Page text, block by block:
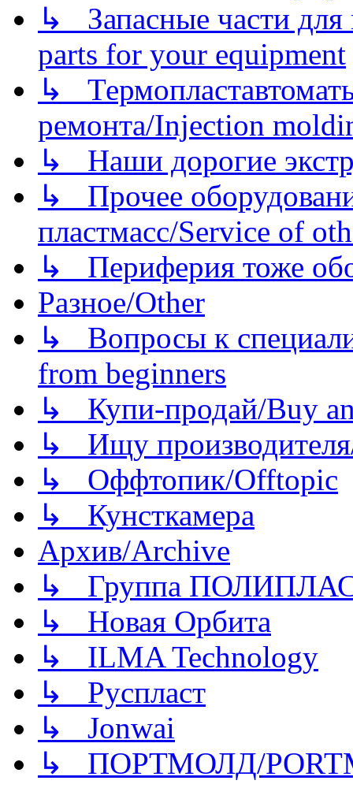
↳ Запасные части для
parts for your equipment
↳
ремонта/Injection
↳ Наши дорогие
↳ Прочее
пластмасс/Service of
↳ Периферия тоже
Разное/Other
↳ Вопросы к
from beginners
↳ Купи-продай/Buy
↳ Ищу
↳ Оффтопик/Offtopic
↳ Кунсткамера
Архив/Archive
↳ Группа
↳ Новая Орбита
↳ ILMA Technology
↳ Руспласт
↳ Jonwai
↳ ПОРТМОЛД/